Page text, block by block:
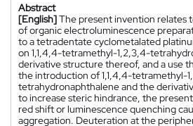
Abstract
[English]The present invention relates
of organic electroluminescence
to a tetradentate cyclometalated
on 1,1,4,4-tetramethyl-1,2,3,4-
derivative structure thereof, and a use
the introduction of 1,1,4,4-tetramethyl-
tetrahydronaphthalene and the
to increase steric hindrance, the
red shift or luminescence quenching
aggregation. Deuteration at the